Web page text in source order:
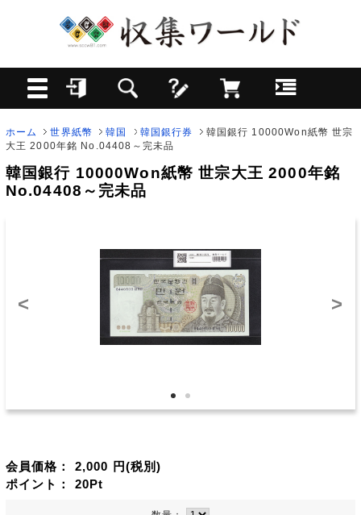
ホーム 世界紙幣 韓国 韓国銀行券
韓国銀行 10000Won紙幣 世宗
大王 2000年銘 No.04408～完未品
韓国銀行 10000Won紙幣 世宗大王 2000年銘
No.04408～完未品
< >
会員価格： 2,000 円(税別)
ポイント： 20Pt